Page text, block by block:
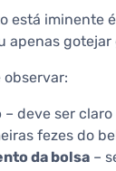
está iminente
apenas
observar:
– deve ser
fezes do
da bolsa –